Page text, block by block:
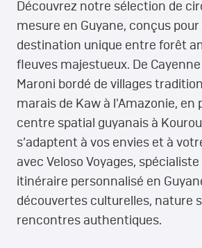
Découvrez notre sélection de
mesure en Guyane, conçus
destination unique entre forêt
fleuves majestueux. De
Maroni bordé de villages
marais de Kaw à l'Amazonie, en
centre spatial guyanais à
s’adaptent à vos envies et à
avec Veloso Voyages, spécialiste
itinéraire personnalisé en
découvertes culturelles, nature
rencontres authentiques.